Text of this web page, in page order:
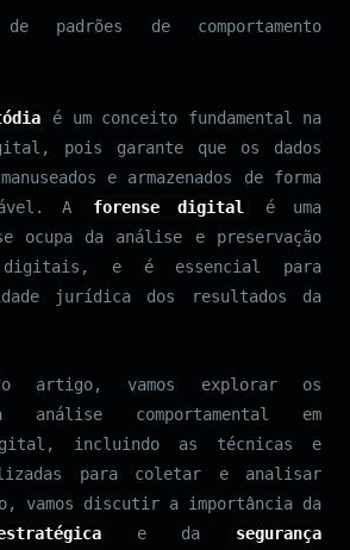
padrões de comportamento
é um conceito fundamental na
pois garante que os dados
e armazenados de forma
A
forense digital
é uma
ocupa da análise e preservação
digitais, e é essencial para
jurídica dos resultados da
artigo, vamos explorar os
análise comportamental em
incluindo as técnicas e
para coletar e analisar
vamos discutir a importância da
e da segurança